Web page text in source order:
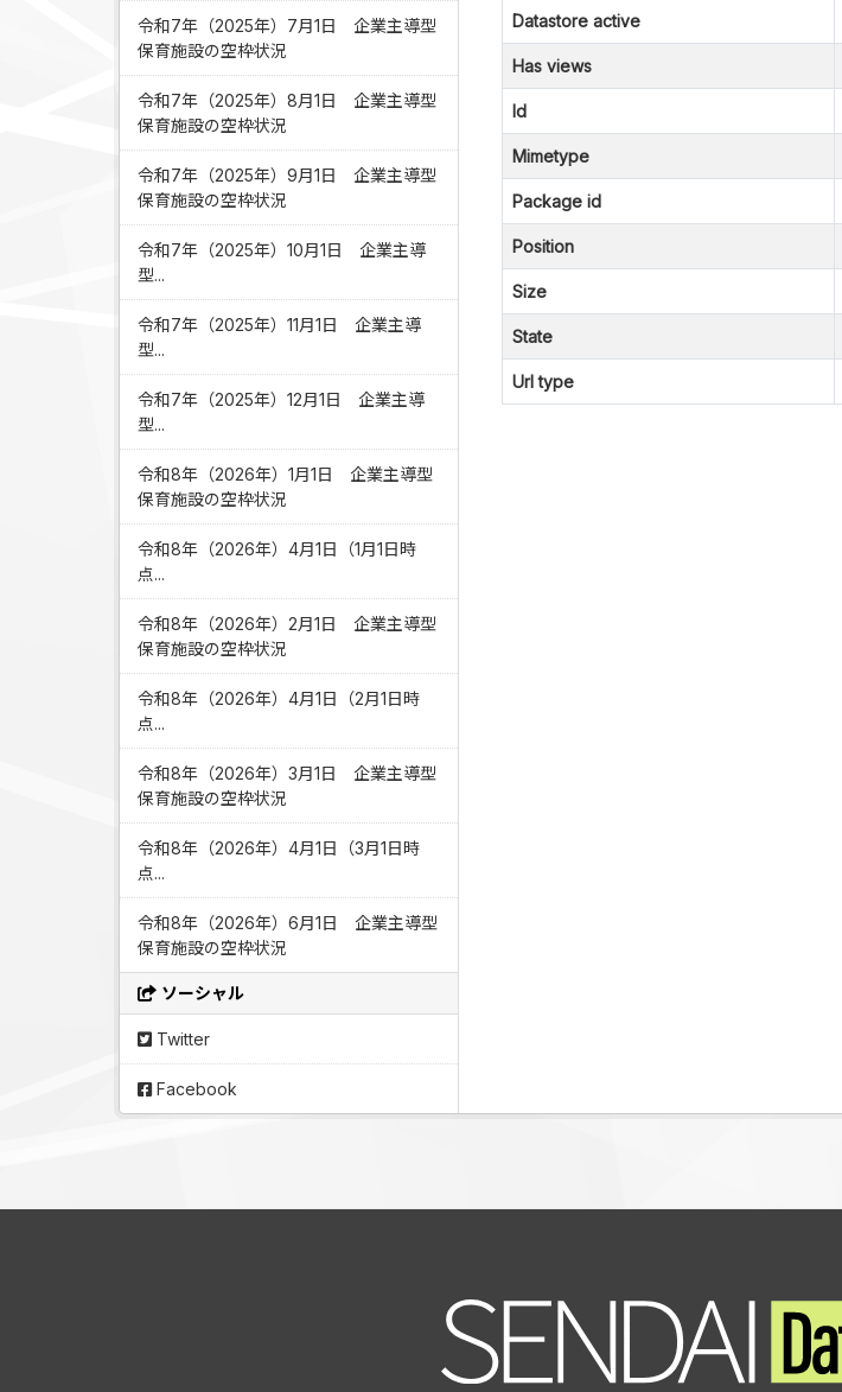
令和7年（2025年）7月1日 企業主導型
保育施設の空枠状況
令和7年（2025年）8月1日 企業主導型
保育施設の空枠状況
令和7年（2025年）9月1日 企業主導型
保育施設の空枠状況
令和7年（2025年）10月1日 企業主導
型...
令和7年（2025年）11月1日 企業主導
型...
令和7年（2025年）12月1日 企業主導
型...
令和8年（2026年）1月1日 企業主導型
保育施設の空枠状況
令和8年（2026年）4月1日（1月1日時
点...
令和8年（2026年）2月1日 企業主導型
保育施設の空枠状況
令和8年（2026年）4月1日（2月1日時
点...
令和8年（2026年）3月1日 企業主導型
保育施設の空枠状況
令和8年（2026年）4月1日（3月1日時
点...
令和8年（2026年）6月1日 企業主導型
保育施設の空枠状況
ソーシャル
Twitter
Facebook
Datastore active
Has views
Id
Mimetype
Package id
Position
Size
State
Url type